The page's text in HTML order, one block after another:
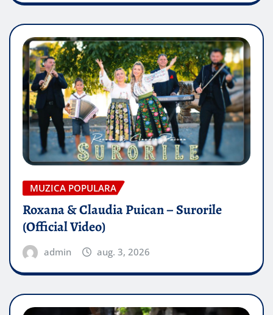
MUZICA POPULARA
Roxana & Claudia Puican – Surorile
(Official Video)
admin aug. 3, 2026